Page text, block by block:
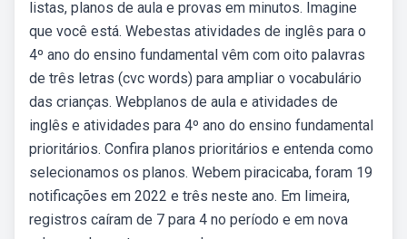
listas, planos de aula e provas em minutos. Imagine
que você está. Webestas atividades de inglês para o
4º ano do ensino fundamental vêm com oito palavras
de três letras (cvc words) para ampliar o vocabulário
das crianças. Webplanos de aula e atividades de
inglês e atividades para 4º ano do ensino fundamental
prioritários. Confira planos prioritários e entenda como
selecionamos os planos. Webem piracicaba, foram 19
notificações em 2022 e três neste ano. Em limeira,
registros caíram de 7 para 4 no período e em nova